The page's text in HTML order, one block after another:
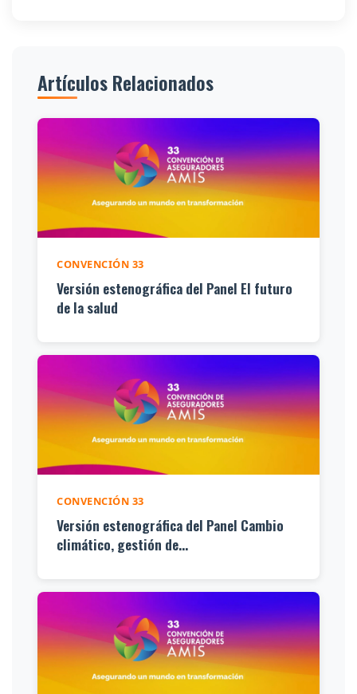
Artículos Relacionados
CONVENCIÓN 33
Versión estenográfica del Panel El futuro
de la salud
CONVENCIÓN 33
Versión estenográfica del Panel Cambio
climático, gestión de...